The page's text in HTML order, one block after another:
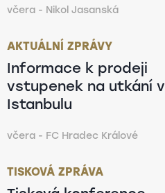
včera - Nikol Jasanská
AKTUÁLNÍ ZPRÁVY
Informace k prodeji
vstupenek na utkání v
Istanbulu
včera - FC Hradec Králové
TISKOVÁ ZPRÁVA